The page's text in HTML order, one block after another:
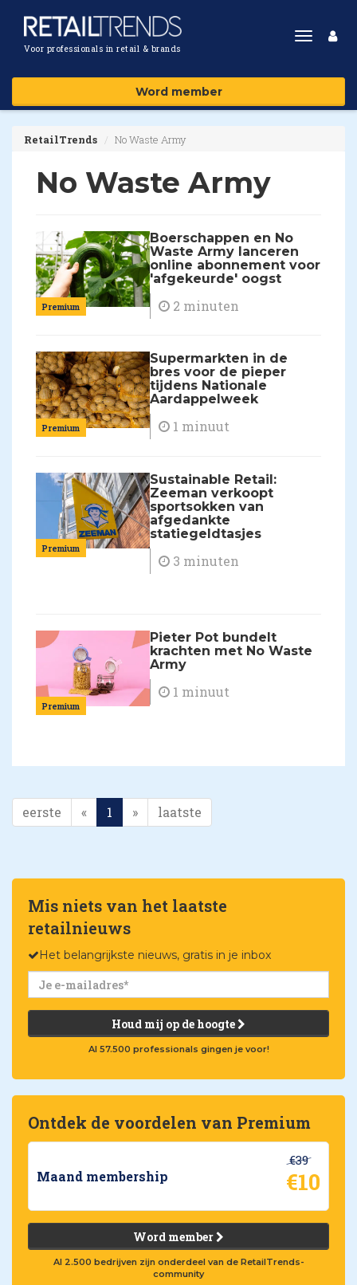
Voor professionals in retail & brands
Toggle
Word member
RetailTrends No Waste Army
No Waste Army
Premium
Boerschappen en No
Waste Army lanceren
online abonnement voor
'afgekeurde' oogst
2 minuten
Premium
Supermarkten in de
bres voor de pieper
tijdens Nationale
Aardappelweek
1 minuut
Premium
Sustainable Retail:
Zeeman verkoopt
sportsokken van
afgedankte
statiegeldtasjes
3 minuten
Premium
Pieter Pot bundelt
krachten met No Waste
Army
1 minuut
eerste « 1 » laatste
Mis niets van het laatste
retailnieuws
Het belangrijkste nieuws, gratis in je inbox
Houd mij op de hoogte
Al 57.500 professionals gingen je voor!
Ontdek de voordelen van Premium
Maand membership
€39
€10
Word member
Al 2.500 bedrijven zijn onderdeel van de RetailTrends-
community